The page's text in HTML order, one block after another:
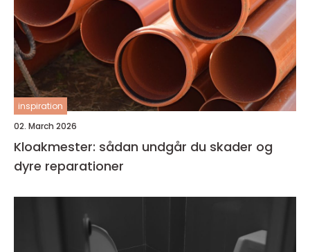
inspiration
02. March 2026
Kloakmester: sådan undgår du skader og
dyre reparationer